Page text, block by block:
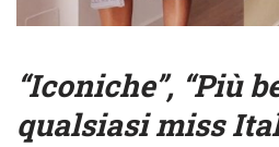
“Iconiche”, “Più
qualsiasi miss